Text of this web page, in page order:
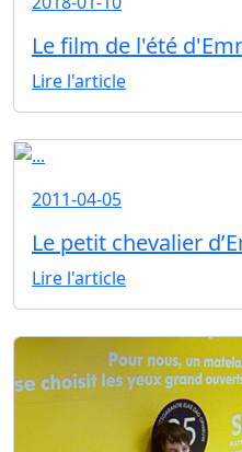
Le film de l'été
Lire l'article
2011-04-05
Le petit chevalier
Lire l'article